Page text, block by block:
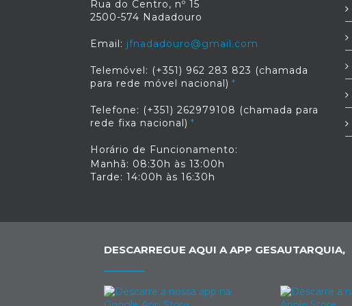
Rua do Centro, nº 15
2500-574 Nadadouro
Email: jfnadadouro@gmail.com
Telemóvel: (+351) 962 283 823 (chamada
para rede móvel nacional)
Telefone: (+351) 262979108 (chamada para
rede fixa nacional)
Horário de Funcionamento:
Manhã: 08:30h às 13:00h
Tarde: 14:00h às 16:30h
DESCARREGUE AQUI A APP GESAUTARQUIA,